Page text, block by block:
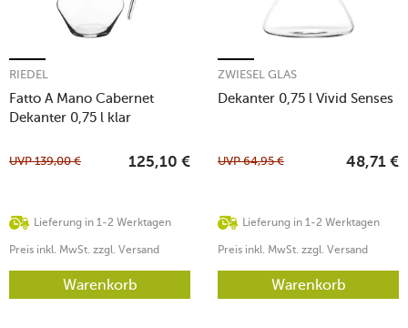
Fatto A Mano Cabernet
Dekanter 0,75 l klar
RIEDEL
Lieferung in 1-2 Werktagen
UVP139,00 € 125,10 €
Preis inkl. MwSt. zzgl. Versand
Warenkorb
Dekanter 0,75 l Vivid Senses
ZWIESEL GLAS
Lieferung in 1-2 Werktagen
UVP64,95 € 48,71 €
Preis inkl. MwSt. zzgl. Versand
Warenkorb